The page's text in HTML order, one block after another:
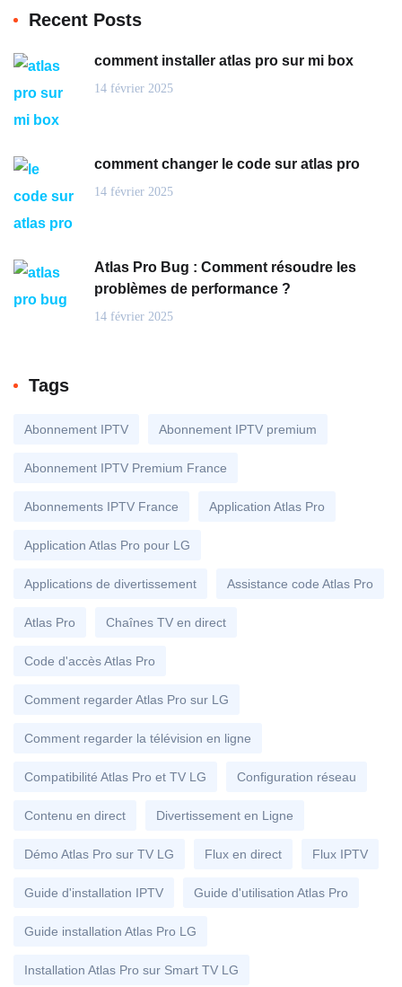
Recent Posts
comment installer atlas pro sur mi box
14 février 2025
comment changer le code sur atlas pro
14 février 2025
Atlas Pro Bug : Comment résoudre les
problèmes de performance ?
14 février 2025
Tags
Abonnement IPTV Abonnement IPTV premium
Abonnement IPTV Premium France
Abonnements IPTV France Application Atlas Pro
Application Atlas Pro pour LG
Applications de divertissement Assistance code Atlas Pro
Atlas Pro Chaînes TV en direct
Code d'accès Atlas Pro
Comment regarder Atlas Pro sur LG
Comment regarder la télévision en ligne
Compatibilité Atlas Pro et TV LG Configuration réseau
Contenu en direct Divertissement en Ligne
Démo Atlas Pro sur TV LG Flux en direct Flux IPTV
Guide d'installation IPTV Guide d'utilisation Atlas Pro
Guide installation Atlas Pro LG
Installation Atlas Pro sur Smart TV LG